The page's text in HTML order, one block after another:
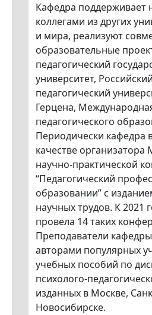
Кафедра поддерживает
коллегами из других
и мира, реализуют
образовательные
педагогический
университет,
педагогический
Герцена,
педагогического
Периодически кафедра
качестве
научно-практической
“Педагогический
образовании” с
научных трудов. К 2021
провела 14 таких
Преподаватели
авторами популярных
учебных пособий по
психолого-
изданных в Москве,
Новосибирске.